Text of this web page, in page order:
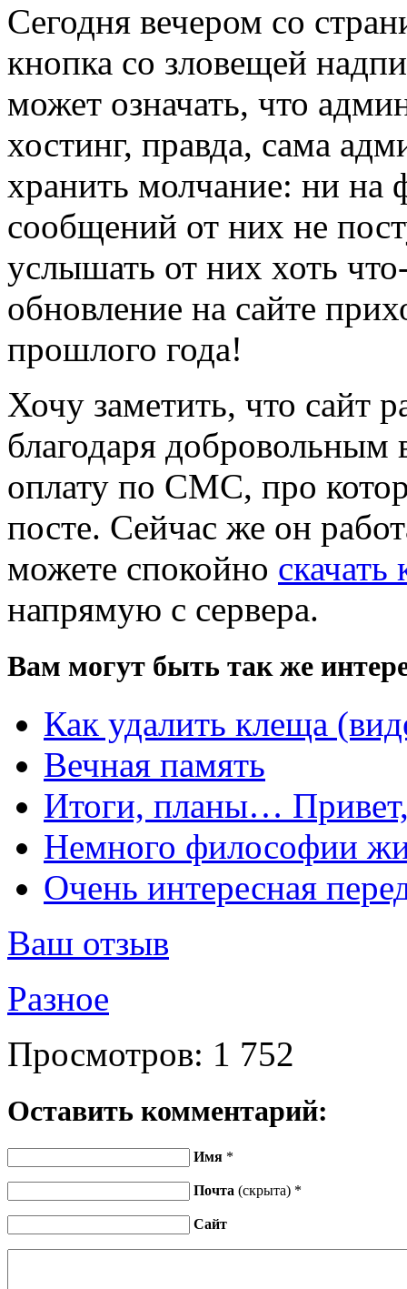
Сегодня вечером со
кнопка со зловещей
может означать, что
хостинг, правда, сама
хранить молчание: ни на
сообщений от них не
услышать от них хоть
обновление на сайте
прошлого года!
Хочу заметить, что сайт
благодаря добровольным
оплату по СМС, про
посте. Сейчас же он
можете спокойно
напрямую с сервера.
Вам могут быть так же
Как удалить клеща
Вечная память
Итоги, планы…
Немного философии
Очень интересная
Ваш отзыв
Разное
Просмотров: 1 752
Оставить комментарий:
Имя *
Почта (скрыта) *
Сайт